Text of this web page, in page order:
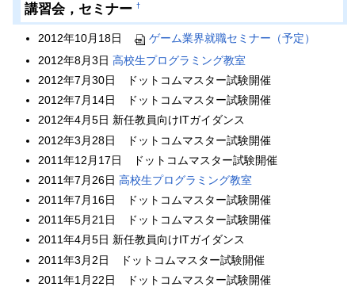
講習会，セミナー †
2012年10月18日
ゲーム業界就職セミナー（予定）
2012年8月3日高校生プログラミング教室
2012年7月30日 ドットコムマスター試験開催
2012年7月14日 ドットコムマスター試験開催
2012年4月5日 新任教員向けITガイダンス
2012年3月28日 ドットコムマスター試験開催
2011年12月17日 ドットコムマスター試験開催
2011年7月26日高校生プログラミング教室
2011年7月16日 ドットコムマスター試験開催
2011年5月21日 ドットコムマスター試験開催
2011年4月5日 新任教員向けITガイダンス
2011年3月2日 ドットコムマスター試験開催
2011年1月22日 ドットコムマスター試験開催